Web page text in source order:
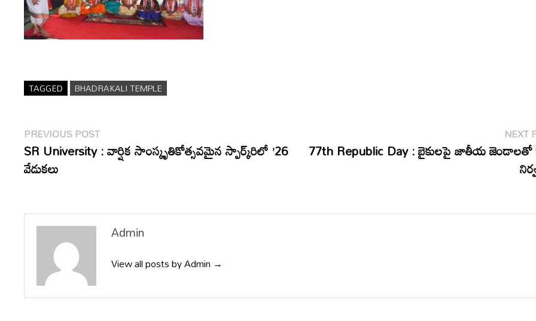
TAGGED BHADRAKALI TEMPLE
Post
navigation
PREVIOUS POSTPrevious
post:
SR University : వార్షిక సాంస్కృతికోత్సవమైన స్పార్క్‌రిలో ’26
వేడుకలు
NEXT
77th Republic Day : బైకులపై జాతీయ జెండాలతో
Admin
View all posts by Admin →